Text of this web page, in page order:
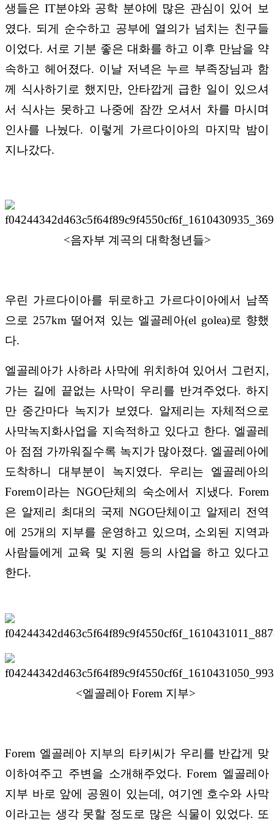
생들은 IT분야와 공학 분야에 많은 관심이 있어 보
였다. 되게 순수하고 공부에 열의가 넘치는 친구들
이었다. 서로 기분 좋은 대화를 하고 이후 만남을 약
속하고 헤어졌다. 이날 저녁은 누르 부족장님과 함
께 식사하기로 했지만, 안타깝게 급한 일이 있으셔
서 식사는 못하고 나중에 잠깐 오셔서 차를 마시며
인사를 나눴다. 이렇게 가르다이아의 마지막 밤이
지나갔다.
<음자부 계곡의 대학청년들>
우린 가르다이아를 뒤로하고 가르다이아에서 남쪽
으로 257km 떨어져 있는 엘골레아(el golea)로 향했
다.
엘골레아가 사하라 사막에 위치하여 있어서 그런지 ,
가는 길에 끝없는 사막이 우리를 반겨주었다.하지
만 중간마다 녹지가 보였다. 알제리는 자체적으로
사막녹지화사업을 지속적하고 있다고 한다. 엘골레
아 점점 가까워질수록 녹지가 많아졌다. 엘골레아에
도착하니 대부분이 녹지였다. 우리는 엘골레아의
Forem이라는 NGO단체의 숙소에서 지냈다. Forem
은 알제리 최대의 국제 NGO단체이고 알제리 전역
에 25개의 지부를 운영하고 있으며 , 소외된 지역과
사람들에게 교육 및 지원 등의 사업을 하고 있다고
한다.
<엘골레아 Forem 지부>
Forem 엘골레아 지부의 타키씨가 우리를 반갑게 맞
이하여주고 주변을 소개해주었다. Forem 엘골레아
지부 바로 앞에 공원이 있는데 , 여기엔 호수와 사막
이라고는 생각 못할 정도로 많은 식물이 있었다. 또